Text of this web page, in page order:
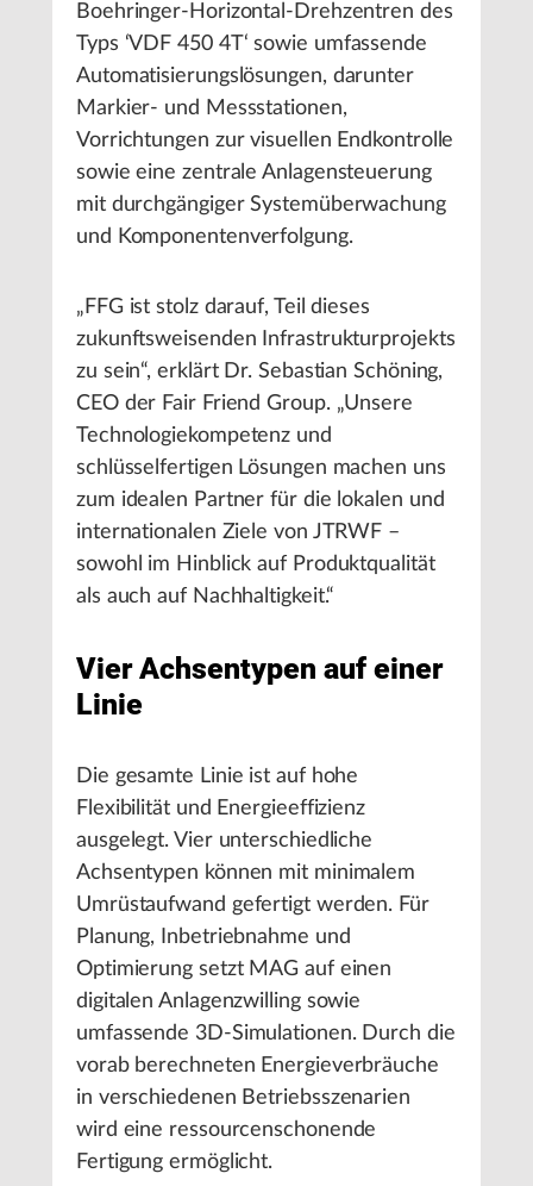
Boehringer-Horizontal-Drehzentren des
Typs ‘VDF 450 4T‘ sowie umfassende
Automatisierungslösungen, darunter
Markier- und Messstationen,
Vorrichtungen zur visuellen Endkontrolle
sowie eine zentrale Anlagensteuerung
mit durchgängiger Systemüberwachung
und Komponentenverfolgung.
„FFG ist stolz darauf, Teil dieses
zukunftsweisenden Infrastrukturprojekts
zu sein“, erklärt Dr. Sebastian Schöning,
CEO der Fair Friend Group. „Unsere
Technologiekompetenz und
schlüsselfertigen Lösungen machen uns
zum idealen Partner für die lokalen und
internationalen Ziele von JTRWF –
sowohl im Hinblick auf Produktqualität
als auch auf Nachhaltigkeit.“
Vier Achsentypen auf einer
Linie
Die gesamte Linie ist auf hohe
Flexibilität und Energieeffizienz
ausgelegt. Vier unterschiedliche
Achsentypen können mit minimalem
Umrüstaufwand gefertigt werden. Für
Planung, Inbetriebnahme und
Optimierung setzt MAG auf einen
digitalen Anlagenzwilling sowie
umfassende 3D-Simulationen. Durch die
vorab berechneten Energieverbräuche
in verschiedenen Betriebsszenarien
wird eine ressourcenschonende
Fertigung ermöglicht.